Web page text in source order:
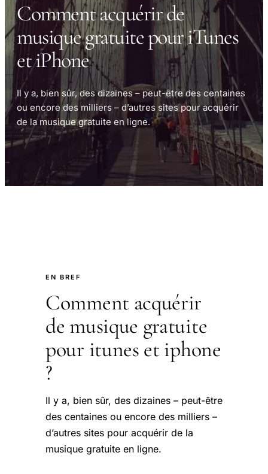
Comment acquérir de
musique gratuite pour iTunes
et iPhone
Il y a, bien sûr, des dizaines – peut-être des centaines
ou encore des milliers – d’autres sites pour acquérir
de la musique gratuite en ligne.
EN BREF
Comment acquérir
de musique gratuite
pour itunes et iphone
?
Il y a, bien sûr, des dizaines – peut-être
des centaines ou encore des milliers –
d’autres sites pour acquérir de la
musique gratuite en ligne.